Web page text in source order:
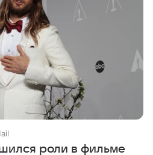
роли в фильме